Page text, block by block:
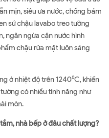
mịn, siêu ưa nước, chống bám
sứ chậu lavabo treo tường
ngăn ngừa cặn nước hình
chậu rửa mặt luôn sáng
ở nhiệt độ trên 1240⁰C, khiến
có nhiều tính năng như
mòn.
nhà bếp ở đâu chất lượng?